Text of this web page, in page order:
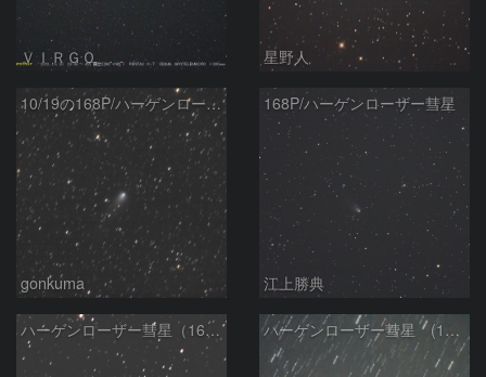
ＶＩＲＧＯ 星野人
10/19の168P/ハーゲンローザー彗星
gonkuma
168P/ハーゲンローザー彗星
江上勝典
ハーゲンローザー彗星（168P） ハーゲンローザー彗星 (168P)